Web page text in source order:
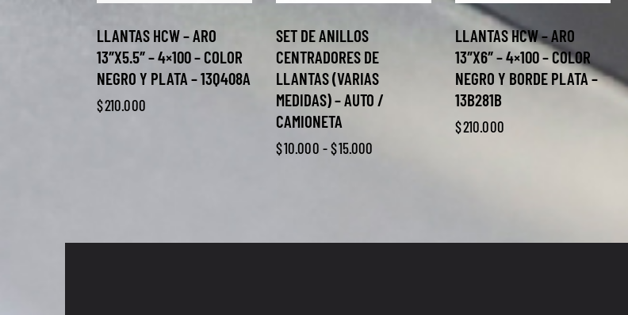
LLANTAS HCW – ARO
13″X5.5″ – 4×100 – COLOR
NEGRO Y PLATA – 13Q408A
$210.000
SET DE ANILLOS
CENTRADORES DE
LLANTAS (VARIAS
MEDIDAS) – AUTO /
CAMIONETA
$10.000 -$15.000
LLANTAS HCW – ARO
13″X6″ – 4×100 – COLOR
NEGRO Y BORDE PLATA –
13B281B
$210.000